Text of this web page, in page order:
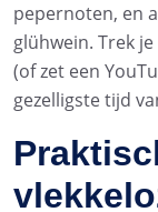
pepernoten, en
glühwein. Trek
(of zet een
gezelligste tijd